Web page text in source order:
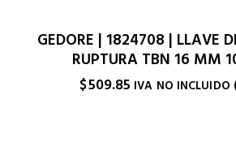
GEDORE | 1824708 | LLAVE
RUPTURA TBN 16 MM
$509.85 IVA NO INCLUIDO